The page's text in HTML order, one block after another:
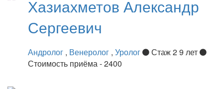
Хазиахметов Александр
Сергеевич
Андролог , Венеролог , Уролог
Стаж 2 9 лет
Стоимость приёма - 2400